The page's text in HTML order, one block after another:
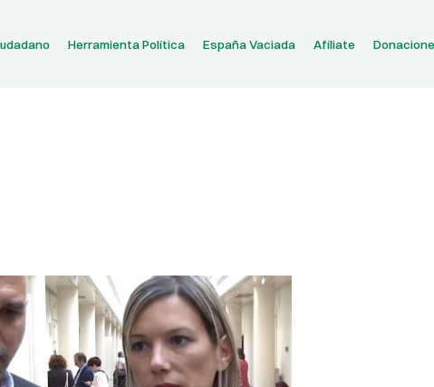
Herramienta Política España Vaciada Afíliate